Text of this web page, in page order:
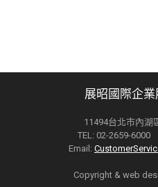
展昭國際企
11494台北市內湖
TEL: 02-2659-6000
Email:
Copyright & web